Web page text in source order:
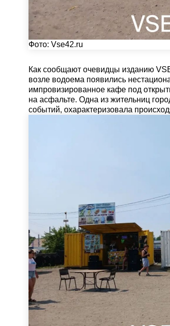
Фото: Vse42.ru
Как сообщают очевидцы изданию
возле водоема появились
импровизированное кафе под
на асфальте. Одна из жительниц
событий, охарактеризовала